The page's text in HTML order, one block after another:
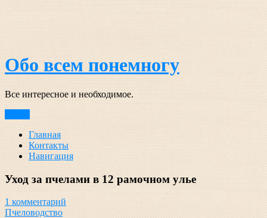
Обо всем понемногу
Все интересное и необходимое.
Главная
Контакты
Навигация
Уход за пчелами в 12 рамочном улье
1 комментарий
Пчеловодство